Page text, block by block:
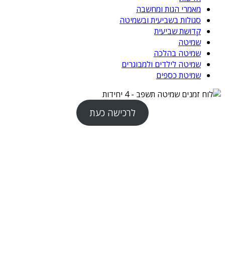
מאמרי הגות ומחשבה
סגולות בשביעית ובשמיטה
קדושת שביעית
שמיטה
שמיטה בהלכה
שמיטה לילדים ולמבוגרים
שמיטת כספים
לרכישה כעת